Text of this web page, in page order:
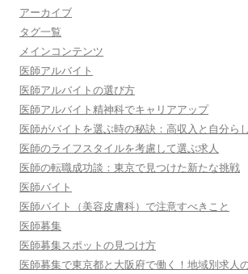
アーカイブ
タグ一覧
メインコンテンツ
医師アルバイト
医師アルバイトの選び方
医師アルバイト精神科でキャリアアップ
医師がバイトを選ぶ時の秘訣：高収入と自分ら
医師のライフスタイルを考慮して選ぶ求人
医師の転職成功談：東京で見つけた新たな挑戦
医師バイト
医師バイト（美容皮膚科）で注意すべきこと
医師募集
医師募集スポットの見つけ方
医師募集で東京都と大阪府で働く！地域別求人